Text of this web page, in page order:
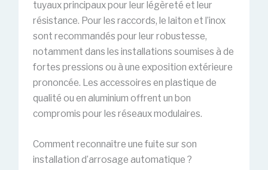
tuyaux principaux pour leur légèreté et leur
résistance. Pour les raccords, le laiton et l’inox
sont recommandés pour leur robustesse,
notamment dans les installations soumises à de
fortes pressions ou à une exposition extérieure
prononcée. Les accessoires en plastique de
qualité ou en aluminium offrent un bon
compromis pour les réseaux modulaires.
Comment reconnaître une fuite sur son
installation d’arrosage automatique ?